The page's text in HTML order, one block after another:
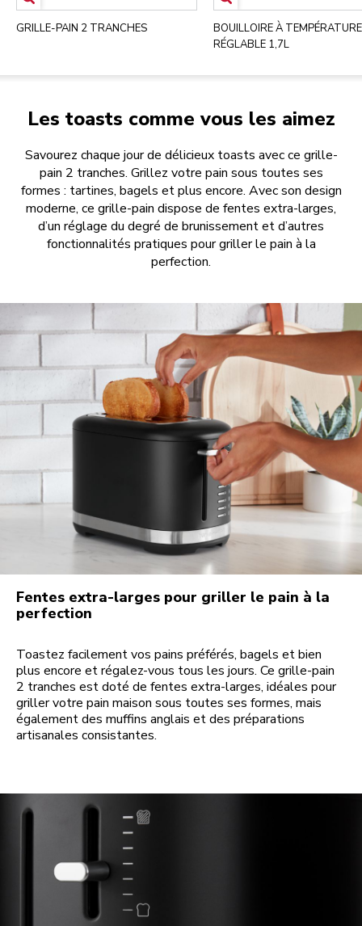
GRILLE-PAIN 2 TRANCHES
BOUILLOIRE À TEMPÉRATURE
RÉGLABLE 1,7L
Les toasts comme vous les aimez
Savourez chaque jour de délicieux toasts avec ce grille-
pain 2 tranches. Grillez votre pain sous toutes ses
formes : tartines, bagels et plus encore. Avec son design
moderne, ce grille-pain dispose de fentes extra-larges,
d’un réglage du degré de brunissement et d’autres
fonctionnalités pratiques pour griller le pain à la
perfection.
Fentes extra-larges pour griller le pain à la
perfection
Toastez facilement vos pains préférés, bagels et bien
plus encore et régalez-vous tous les jours. Ce grille-pain
2 tranches est doté de fentes extra-larges, idéales pour
griller votre pain maison sous toutes ses formes, mais
également des muffins anglais et des préparations
artisanales consistantes.